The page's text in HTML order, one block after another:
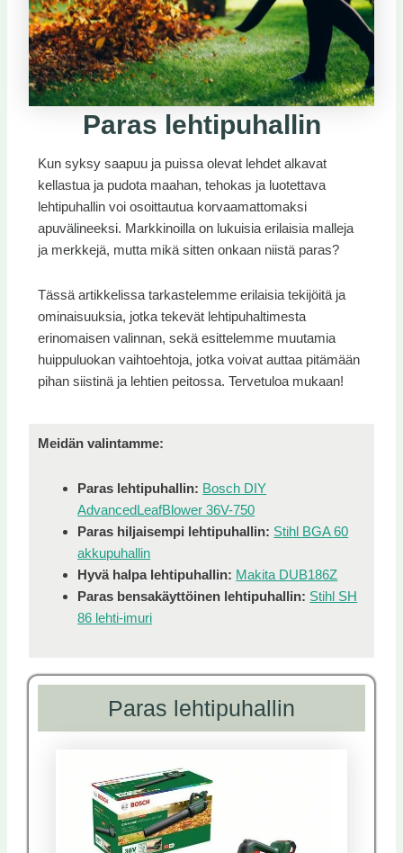
Paras lehtipuhallin
Kun syksy saapuu ja puissa olevat lehdet alkavat
kellastua ja pudota maahan, tehokas ja luotettava
lehtipuhallin voi osoittautua korvaamattomaksi
apuvälineeksi. Markkinoilla on lukuisia erilaisia malleja
ja merkkejä, mutta mikä sitten onkaan niistä paras?
Tässä artikkelissa tarkastelemme erilaisia tekijöitä ja
ominaisuuksia, jotka tekevät lehtipuhaltimesta
erinomaisen valinnan, sekä esittelemme muutamia
huippuluokan vaihtoehtoja, jotka voivat auttaa pitämään
pihan siistinä ja lehtien peitossa. Tervetuloa mukaan!
Meidän valintamme:
Paras lehtipuhallin: Bosch DIY
AdvancedLeafBlower 36V-750
Paras hiljaisempi lehtipuhallin: Stihl BGA 60
akkupuhallin
Hyvä halpa lehtipuhallin: Makita DUB186Z
Paras bensakäyttöinen lehtipuhallin: Stihl SH
86 lehti-imuri
Paras lehtipuhallin